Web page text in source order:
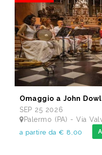
SEP 25 2026
Palermo (PA) - Via
a partire da € 8,00